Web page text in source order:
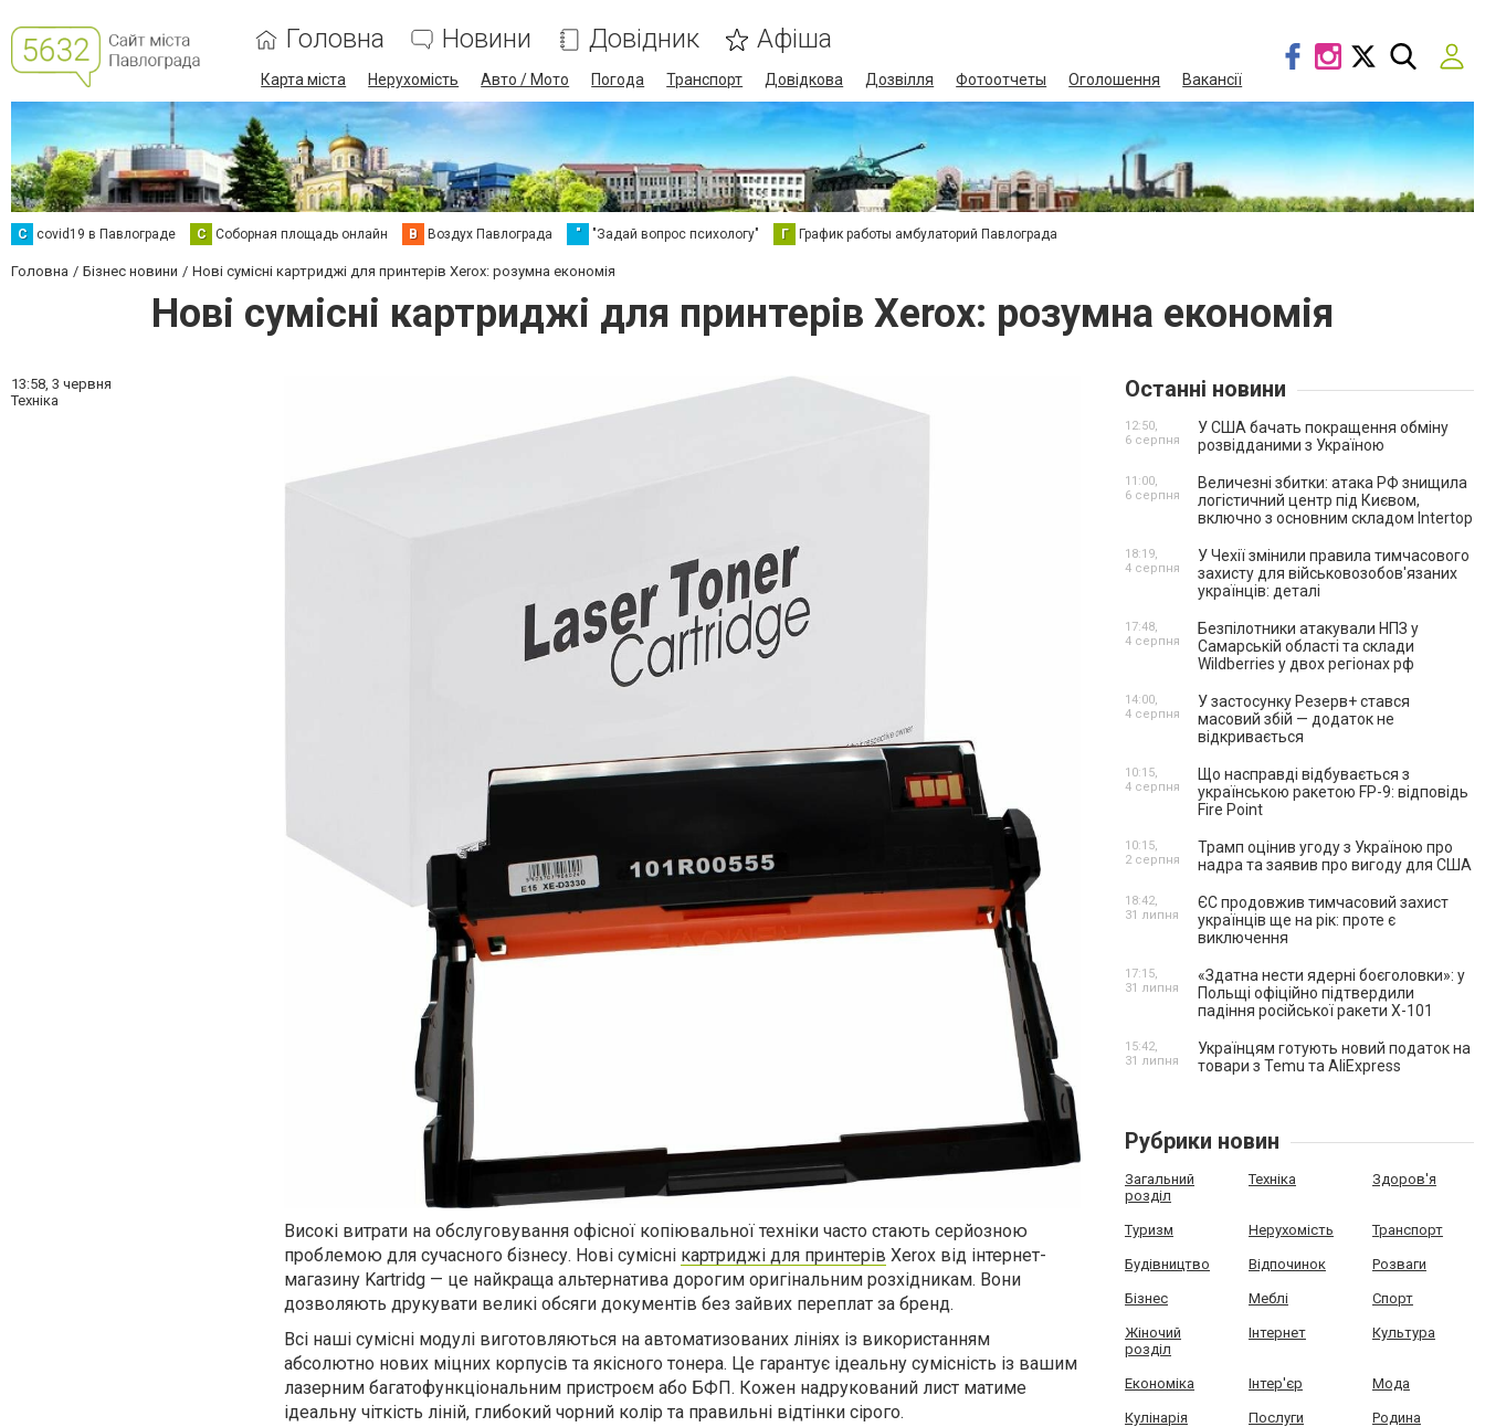
Головна Новини Довідник Афіша
Карта міста Нерухомість Авто / Мото Погода Транспорт Довідкова Дозвілля Фотоотчеты Оголошення Вакансії
C covid19 в Павлограде С Соборная площадь онлайн В Воздух Павлограда " "Задай вопрос психологу" Г График работы амбулаторий Павлограда
Головна Бізнес новини Нові сумісні картриджі для принтерів Xerox: розумна економія
Нові сумісні картриджі для принтерів Xerox: розумна економія
13:58, 3 червня
Техніка
Високі витрати на обслуговування офісної копіювальної техніки часто стають серйозною
проблемою для сучасного бізнесу. Нові сумісні картриджі для принтерів Xerox від інтернет-
магазину Kartridg — це найкраща альтернатива дорогим оригінальним розхідникам. Вони
дозволяють друкувати великі обсяги документів без зайвих переплат за бренд.
Всі наші сумісні модулі виготовляються на автоматизованих лініях із використанням
абсолютно нових міцних корпусів та якісного тонера. Це гарантує ідеальну сумісність із вашим
лазерним багатофункціональним пристроєм або БФП. Кожен надрукований лист матиме
ідеальну чіткість ліній, глибокий чорний колір та правильні відтінки сірого.
Останні новини
У США бачать покращення обміну
розвідданими з Україною
12:50,
6 серпня
Величезні збитки: атака РФ знищила
логістичний центр під Києвом,
включно з основним складом Intertop
11:00,
6 серпня
У Чехії змінили правила тимчасового
захисту для військовозобов'язаних
українців: деталі
18:19,
4 серпня
Безпілотники атакували НПЗ у
Самарській області та склади
Wildberries у двох регіонах рф
17:48,
4 серпня
У застосунку Резерв+ стався
масовий збій — додаток не
відкривається
14:00,
4 серпня
Що насправді відбувається з
українською ракетою FP-9: відповідь
Fire Point
10:15,
4 серпня
Трамп оцінив угоду з Україною про
надра та заявив про вигоду для США
10:15,
2 серпня
ЄС продовжив тимчасовий захист
українців ще на рік: проте є
виключення
18:42,
31 липня
«Здатна нести ядерні боєголовки»: у
Польщі офіційно підтвердили
падіння російської ракети Х-101
17:15,
31 липня
Українцям готують новий податок на
товари з Temu та AliExpress
15:42,
31 липня
Рубрики новин
Загальний
розділ
Техніка Здоров'я
Туризм Нерухомість Транспорт
Будівництво Відпочинок Розваги
Бізнес Меблі Спорт
Жіночий
розділ
Інтернет Культура
Економіка Інтер'єр Мода
Кулінарія Послуги Родина